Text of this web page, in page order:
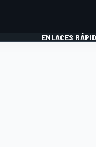
ENLACES